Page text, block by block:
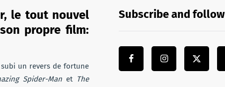
le tout nouvel
propre film:
un revers de fortune
Spider-Manet The
Subscribe and follow